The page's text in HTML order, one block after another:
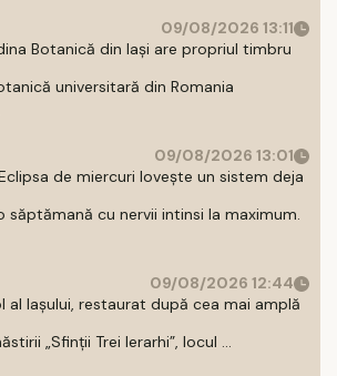
09/08/2026 13:11
Botanică din Iași are propriul timbru
universitară din Romania
09/08/2026 13:01
de miercuri lovește un sistem deja
cu nervii intinsi la maximum.
09/08/2026 12:44
Iaşului, restaurat după cea mai amplă
„Sfinţii Trei Ierarhi”, locul ...